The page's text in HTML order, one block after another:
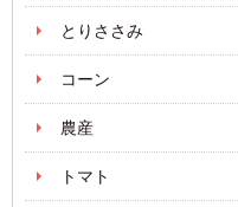
とりささみ
コーン
農産
トマト